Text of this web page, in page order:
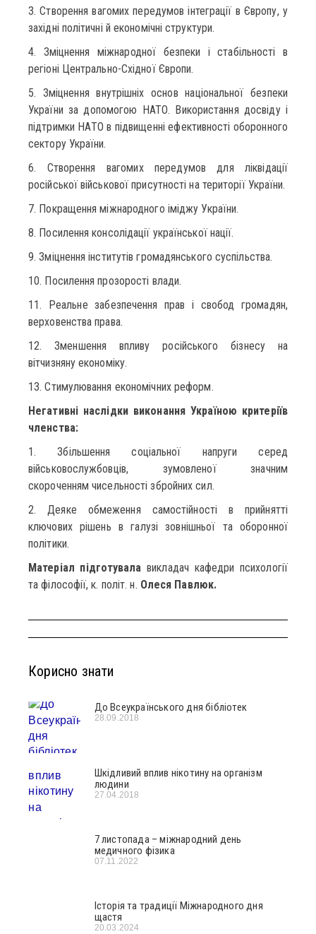
3. Створення вагомих передумов інтеграції в Європу, у
західні політичні й економічні структури.
4. Зміцнення міжнародної безпеки і стабільності в
регіоні Центрально-Східної Європи.
5. Зміцнення внутрішніх основ національної безпеки
України за допомогою НАТО. Використання досвіду і
підтримки НАТО в підвищенні ефективності оборонного
сектору України.
6. Створення вагомих передумов для ліквідації
російської військової присутності на території України.
7. Покращення міжнародного іміджу України.
8. Посилення консолідації української нації.
9. Зміцнення інститутів громадянського суспільства.
10. Посилення прозорості влади.
11. Реальне забезпечення прав і свобод громадян,
верховенства права.
12. Зменшення впливу російського бізнесу на
вітчизняну економіку.
13. Стимулювання економічних реформ.
Негативні наслідки виконання Україною критеріїв
членства:
1. Збільшення соціальної напруги серед
військовослужбовців, зумовленої значним
скороченням чисельності збройних сил.
2. Деяке обмеження самостійності в прийнятті
ключових рішень в галузі зовнішньої та оборонної
політики.
Матеріал підготувала викладач кафедри психології
та філософії, к. політ. н. Олеся Павлюк.
Корисно знати
До Всеукраїнського дня бібліотек
28.09.2018
Шкідливий вплив нікотину на організм
людини
27.04.2018
7 листопада – міжнародний день
медичного фізика
07.11.2022
Історія та традиції Міжнародного дня
щастя
20.03.2024